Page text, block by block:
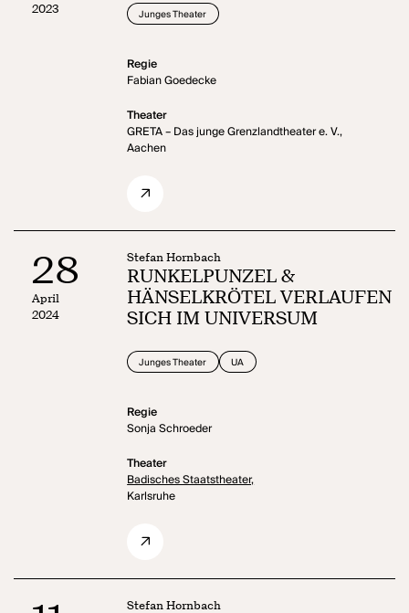
2023
Junges Theater
Regie
Fabian Goedecke
Theater
GRETA – Das junge Grenzlandtheater e. V.,
Aachen
28
April
2024
Stefan Hornbach
RUNKELPUNZEL &
HÄNSELKRÖTEL VERLAUFEN
SICH IM UNIVERSUM
Junges Theater UA
Regie
Sonja Schroeder
Theater
Badisches Staatstheater,
Karlsruhe
Stefan Hornbach